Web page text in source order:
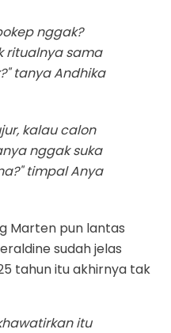
nggak?
ritualnya sama
tanya Andhika
kalau calon
nggak suka
timpal Anya
Marten pun lantas
sudah jelas
tahun itu akhirnya tak
itu